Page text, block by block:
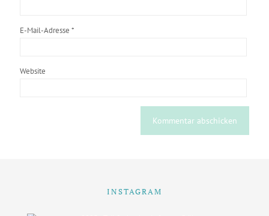
E-Mail-Adresse *
Website
INSTAGRAM